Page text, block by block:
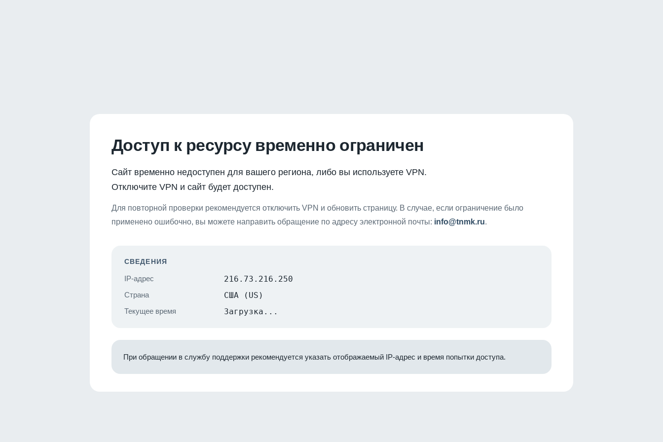
Доступ к ресурсу временно ограничен
Сайт временно недоступен для вашего региона, либо вы используете VPN.
Отключите VPN и сайт будет доступен.
Для повторной проверки рекомендуется отключить VPN и обновить страницу. В случае, если ограничение было
применено ошибочно, вы можете направить обращение по адресу электронной почты: info@tnmk.ru.
СВЕДЕНИЯ
IP-адрес 216.73.216.250
Страна США (US)
Текущее время Загрузка...
При обращении в службу поддержки рекомендуется указать отображаемый IP-адрес и время попытки доступа.